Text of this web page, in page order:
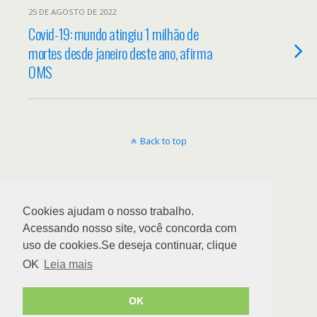
Cookies ajudam o nosso trabalho.
Acessando nosso site, você concorda com
uso de cookies.Se deseja continuar, clique
OK
Leia mais
OK
25 DE AGOSTO DE 2022
Covid-19: mundo atingiu 1 milhão de
mortes desde janeiro deste ano, afirma
OMS
Back to top